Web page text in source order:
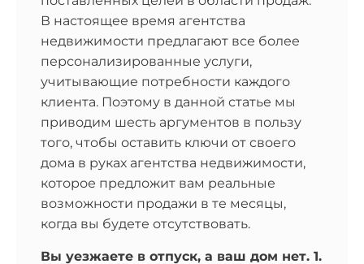
недвижимости предлагают все более
персонализированные услуги,
учитывающие потребности каждого
клиента. Поэтому в данной статье мы
приводим шесть аргументов в пользу
того, чтобы оставить ключи от своего
дома в руках агентства недвижимости,
которое предложит вам реальные
возможности продажи в те месяцы,
когда вы будете отсутствовать.
Вы уезжаете в отпуск, а ваш дом нет. 1.
Если вы выберете агентство